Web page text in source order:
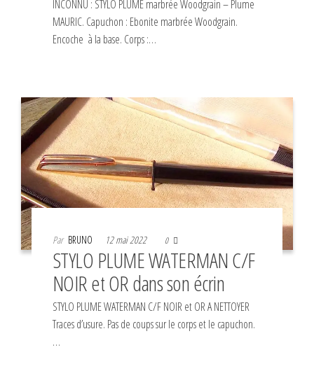
INCONNU : STYLO PLUME marbrée Woodgrain – Plume
MAURIC. Capuchon : Ebonite marbrée Woodgrain.
Encoche à la base. Corps :…
Par BRUNO 12 mai 2022 0
STYLO PLUME WATERMAN C/F
NOIR et OR dans son écrin
STYLO PLUME WATERMAN C/F NOIR et OR A NETTOYER
Traces d’usure. Pas de coups sur le corps et le capuchon.
…